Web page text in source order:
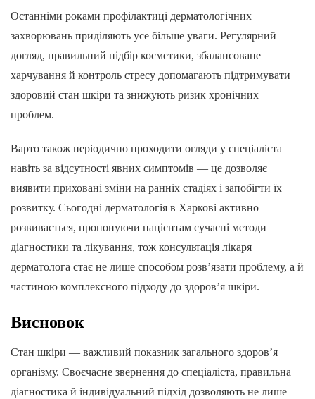
Останніми роками профілактиці дерматологічних
захворювань приділяють усе більше уваги. Регулярний
догляд, правильний підбір косметики, збалансоване
харчування й контроль стресу допомагають підтримувати
здоровий стан шкіри та знижують ризик хронічних
проблем.
Варто також періодично проходити огляди у спеціаліста
навіть за відсутності явних симптомів — це дозволяє
виявити приховані зміни на ранніх стадіях і запобігти їх
розвитку. Сьогодні дерматологія в Харкові активно
розвивається, пропонуючи пацієнтам сучасні методи
діагностики та лікування, тож консультація лікаря
дерматолога стає не лише способом розв’язати проблему, а й
частиною комплексного підходу до здоров’я шкіри.
Висновок
Стан шкіри — важливий показник загального здоров’я
організму. Своєчасне звернення до спеціаліста, правильна
діагностика й індивідуальний підхід дозволяють не лише